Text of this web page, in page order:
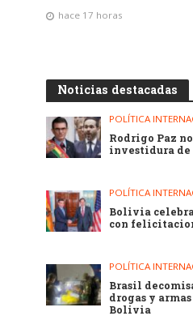
hace 17 horas
Noticias destacadas
POLÍTICA
Rodrigo Paz
investidura de
POLÍTICA
Bolivia
con
POLÍTICA
Brasil
drogas y
Bolivia